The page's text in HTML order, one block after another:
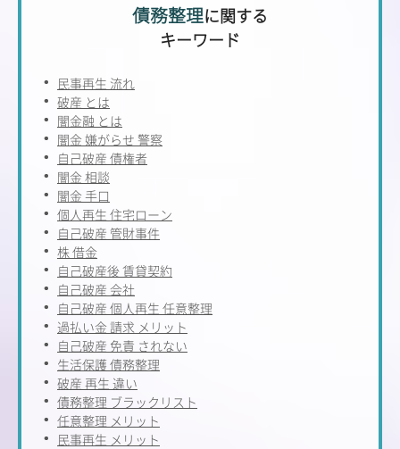
債務整理に関する
キーワード
民事再生 流れ
破産 とは
闇金融 とは
闇金 嫌がらせ 警察
自己破産 債権者
闇金 相談
闇金 手口
個人再生 住宅ローン
自己破産 管財事件
株 借金
自己破産後 賃貸契約
自己破産 会社
自己破産 個人再生 任意整理
過払い金 請求 メリット
自己破産 免責 されない
生活保護 債務整理
破産 再生 違い
債務整理 ブラックリスト
任意整理 メリット
民事再生 メリット